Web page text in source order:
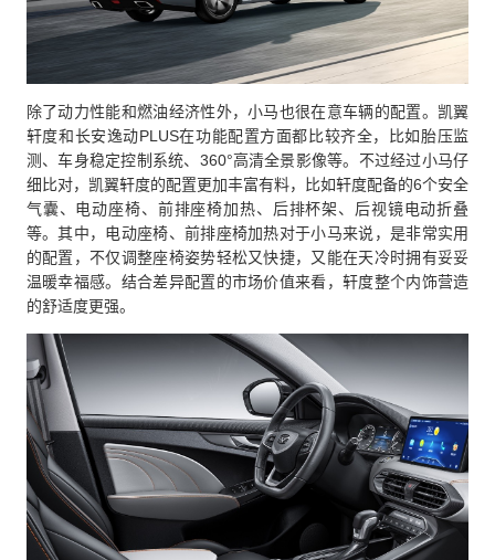
除了动力性能和燃油经济性外，小马也很在意车辆的配置。凯翼
轩度和长安逸动PLUS在功能配置方面都比较齐全，比如胎压监
测、车身稳定控制系统、360°高清全景影像等。不过经过小马仔
细比对，凯翼轩度的配置更加丰富有料，比如轩度配备的6个安全
气囊、电动座椅、前排座椅加热、后排杯架、后视镜电动折叠
等。其中，电动座椅、前排座椅加热对于小马来说，是非常实用
的配置，不仅调整座椅姿势轻松又快捷，又能在天冷时拥有妥妥
温暖幸福感。结合差异配置的市场价值来看，轩度整个内饰营造
的舒适度更强。